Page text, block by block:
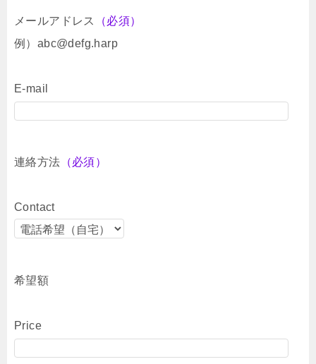
メールアドレス
（必須）
例）abc@defg.harp
E-mail
連絡方法 （必須）
Contact
希望額
Price